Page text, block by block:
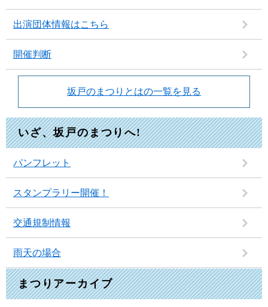
出演団体情報はこちら
開催判断
坂戸のまつりとはの一覧を見る
いざ、坂戸のまつりへ!
パンフレット
スタンプラリー開催！
交通規制情報
雨天の場合
まつりアーカイブ